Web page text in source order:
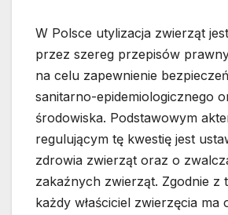
W Polsce utylizacja zwierząt
przez szereg przepisów
na celu zapewnienie
sanitarno-epidemiologicznego
środowiska. Podstawowym
regulującym tę kwestię jest
zdrowia zwierząt oraz o
zakaźnych zwierząt. Zgodnie z
każdy właściciel zwierzęcia ma